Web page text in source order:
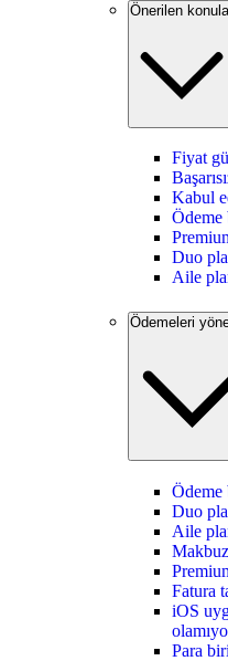
Önerilen
Fiyat
Kabul
Duo
Aile
Ödemeleri
Duo
Aile
Fatura
iOS
Para